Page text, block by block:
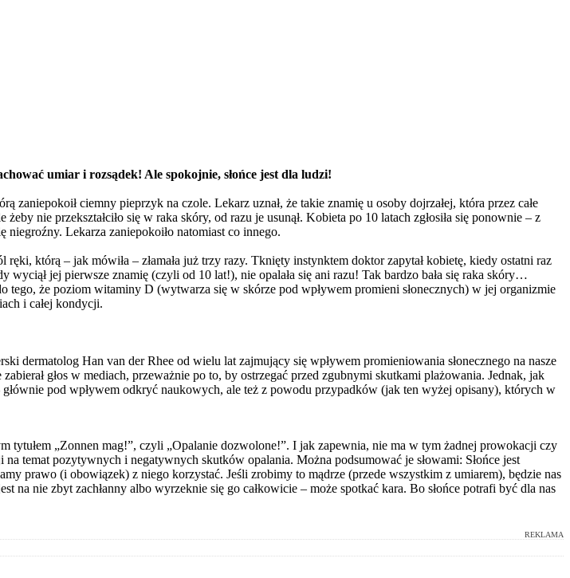
umiar i rozsądek! Ale spokojnie, słońce jest dla ludzi!
zaniepokoił ciemny pieprzyk na czole. Lekarz uznał, że takie znamię u osoby dojrzałej, która przez całe
żeby nie przekształciło się w raka skóry, od razu je usunął. Kobieta po 10 latach zgłosiła się ponownie – z
Lekarza zaniepokoiło natomiast co innego.
ręki, którą – jak mówiła – złamała już trzy razy. Tknięty instynktem doktor zapytał kobietę, kiedy ostatni raz
wyciął jej pierwsze znamię (czyli od 10 lat!), nie opalała się ani razu! Tak bardzo bała się raka skóry…
tego, że poziom witaminy D (wytwarza się w skórze pod wpływem promieni słonecznych) w jej organizmie
i całej kondycji.
dermatolog Han van der Rhee od wielu lat zajmujący się wpływem promieniowania słonecznego na nasze
głos w mediach, przeważnie po to, by ostrzegać przed zgubnymi skutkami plażowania. Jednak, jak
pod wpływem odkryć naukowych, ale też z powodu przypadków (jak ten wyżej opisany), których w
REKLAMA
tytułem „Zonnen mag!”, czyli „Opalanie dozwolone!”. I jak zapewnia, nie ma w tym żadnej prowokacji czy
temat pozytywnych i negatywnych skutków opalania. Można podsumować je słowami: Słońce jest
prawo (i obowiązek) z niego korzystać. Jeśli zrobimy to mądrze (przede wszystkim z umiarem), będzie nas
na nie zbyt zachłanny albo wyrzeknie się go całkowicie – może spotkać kara. Bo słońce potrafi być dla nas